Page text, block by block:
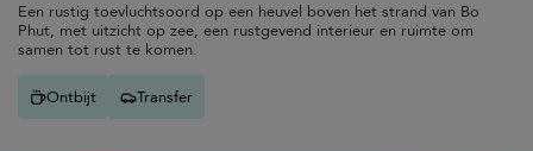
Een rustig toevluchtsoord op een heuvel boven het strand van Bo
Phut, met uitzicht op zee, een rustgevend interieur en ruimte om
samen tot rust te komen.
Ontbijt Transfer